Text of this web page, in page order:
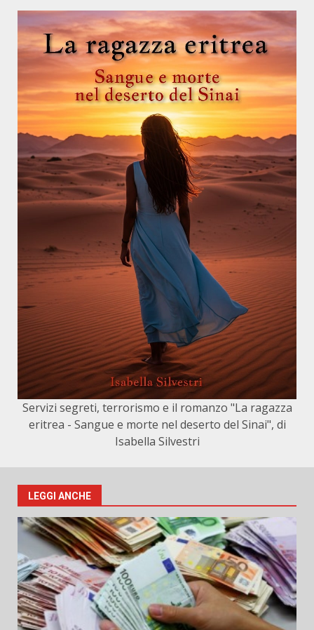
Servizi segreti, terrorismo e il romanzo "La ragazza
eritrea - Sangue e morte nel deserto del Sinai", di
Isabella Silvestri
LEGGI ANCHE